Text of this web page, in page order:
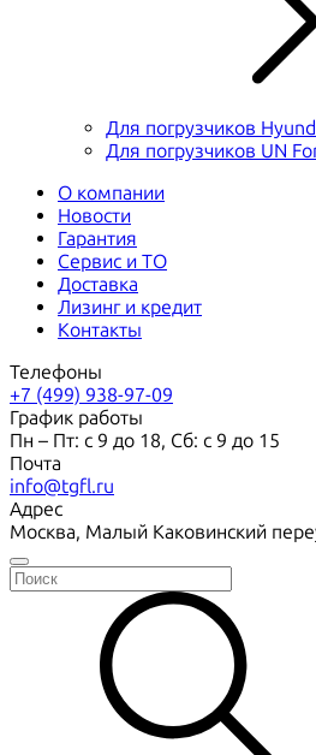
Для погрузчиков
Для погрузчиков UN
О компании
Новости
Гарантия
Сервис и ТО
Доставка
Лизинг и кредит
Контакты
Телефоны
+7 (499) 938-97-09
График работы
Пн – Пт: с 9 до 18, Сб: с 9 до 15
Почта
info@tgfl.ru
Адрес
Москва, Малый Каковинский